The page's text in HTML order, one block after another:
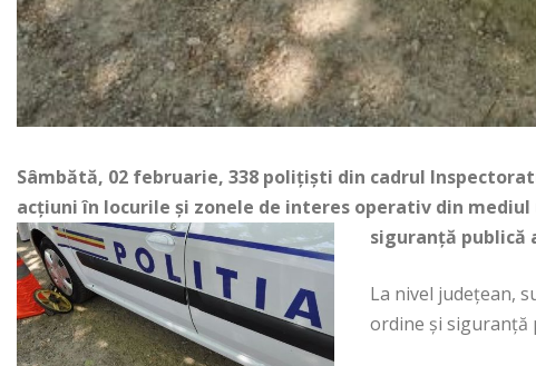
Sâmbătă, 02 februarie, 338 poliţişti din cadrul
acţiuni în locurile şi zonele de interes operativ din
siguranţă publică
La nivel judeţean,
ordine şi siguranţă